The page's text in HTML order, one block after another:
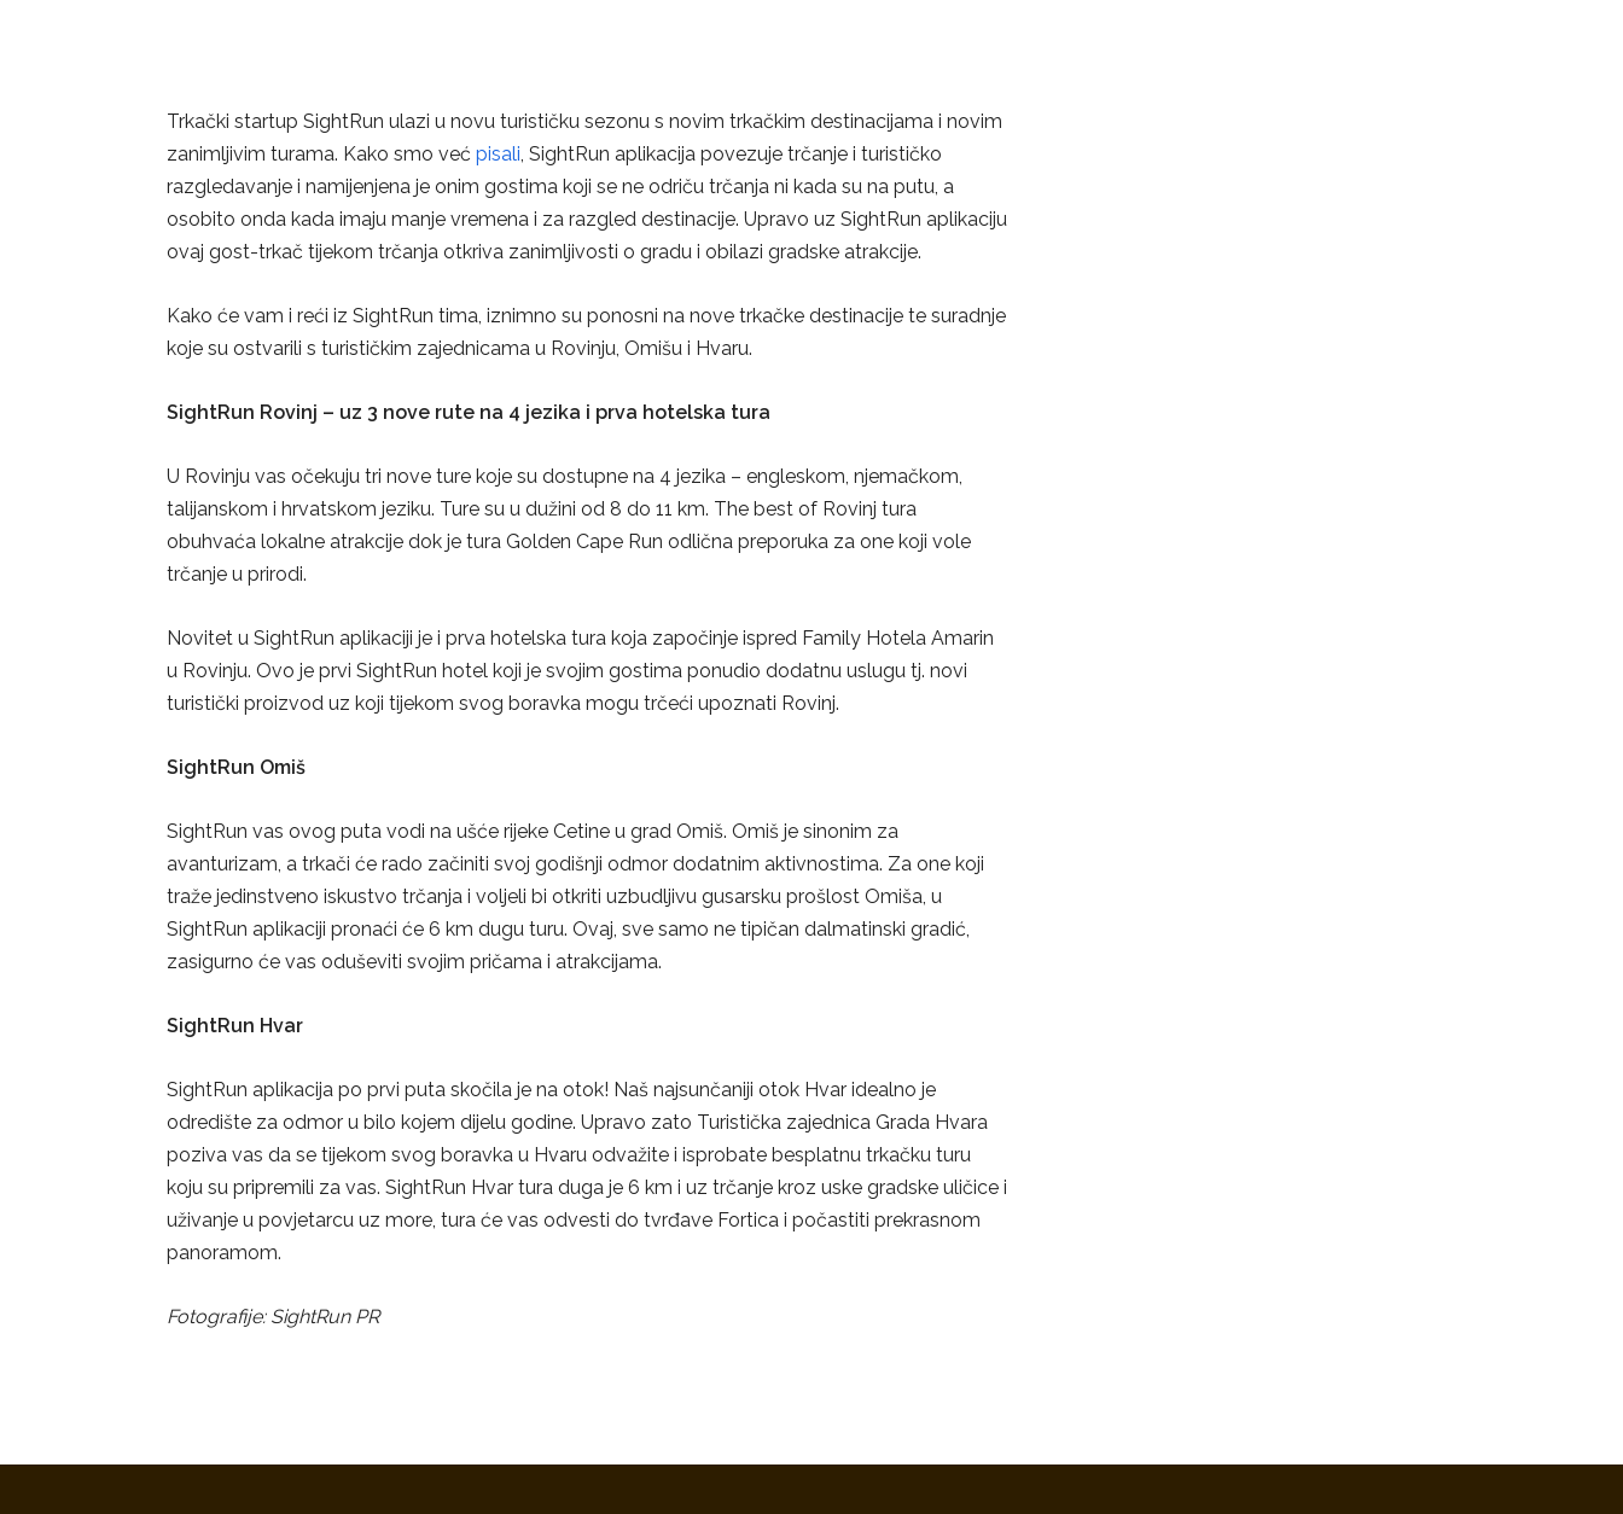
Trkački startup SightRun ulazi u novu turističku sezonu s novim trkačkim destinacijama i novim
zanimljivim turama. Kako smo već pisali, SightRun aplikacija povezuje trčanje i turističko
razgledavanje i namijenjena je onim gostima koji se ne odriču trčanja ni kada su na putu, a
osobito onda kada imaju manje vremena i za razgled destinacije. Upravo uz SightRun aplikaciju
ovaj gost-trkač tijekom trčanja otkriva zanimljivosti o gradu i obilazi gradske atrakcije.
Kako će vam i reći iz SightRun tima, iznimno su ponosni na nove trkačke destinacije te suradnje
koje su ostvarili s turističkim zajednicama u Rovinju, Omišu i Hvaru.
SightRun Rovinj – uz 3 nove rute na 4 jezika i prva hotelska tura
U Rovinju vas očekuju tri nove ture koje su dostupne na 4 jezika – engleskom, njemačkom,
talijanskom i hrvatskom jeziku. Ture su u dužini od 8 do 11 km. The best of Rovinj tura
obuhvaća lokalne atrakcije dok je tura Golden Cape Run odlična preporuka za one koji vole
trčanje u prirodi.
Novitet u SightRun aplikaciji je i prva hotelska tura koja započinje ispred Family Hotela Amarin
u Rovinju. Ovo je prvi SightRun hotel koji je svojim gostima ponudio dodatnu uslugu tj. novi
turistički proizvod uz koji tijekom svog boravka mogu trčeći upoznati Rovinj.
SightRun Omiš
SightRun vas ovog puta vodi na ušće rijeke Cetine u grad Omiš. Omiš je sinonim za
avanturizam, a trkači će rado začiniti svoj godišnji odmor dodatnim aktivnostima. Za one koji
traže jedinstveno iskustvo trčanja i voljeli bi otkriti uzbudljivu gusarsku prošlost Omiša, u
SightRun aplikaciji pronaći će 6 km dugu turu. Ovaj, sve samo ne tipičan dalmatinski gradić,
zasigurno će vas oduševiti svojim pričama i atrakcijama.
SightRun Hvar
SightRun aplikacija po prvi puta skočila je na otok! Naš najsunčaniji otok Hvar idealno je
odredište za odmor u bilo kojem dijelu godine. Upravo zato Turistička zajednica Grada Hvara
poziva vas da se tijekom svog boravka u Hvaru odvažite i isprobate besplatnu trkačku turu
koju su pripremili za vas. SightRun Hvar tura duga je 6 km i uz trčanje kroz uske gradske uličice i
uživanje u povjetarcu uz more, tura će vas odvesti do tvrđave Fortica i počastiti prekrasnom
panoramom.
Fotografije: SightRun PR